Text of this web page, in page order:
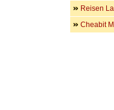
Reisen
Cheabit